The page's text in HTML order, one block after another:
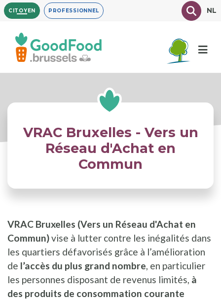
Aller
au
contenu
principal
CITOYEN PROFESSIONNEL TexteNL
VRAC Bruxelles - Vers un
Réseau d'Achat en
Commun
VRAC Bruxelles (Vers un Réseau d'Achat en
Commun)vise à lutter contre les inégalités dans
les quartiers défavorisés grâce à l’amélioration
de l’accès du plus grand nombre, en particulier
les personnes disposant de revenus limités, à
des produits de consommation courante